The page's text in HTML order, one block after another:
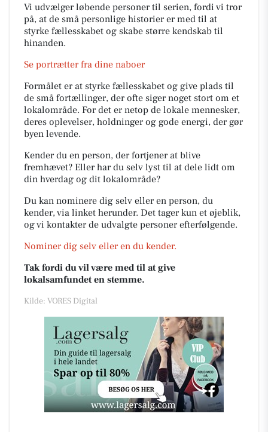
Vi udvælger løbende personer til serien, fordi vi tror
på, at de små personlige historier er med til at
styrke fællesskabet og skabe større kendskab til
hinanden.
Se portrætter fra dine naboer
Formålet er at styrke fællesskabet og give plads til
de små fortællinger, der ofte siger noget stort om et
lokalområde. For det er netop de lokale mennesker,
deres oplevelser, holdninger og gode energi, der gør
byen levende.
Kender du en person, der fortjener at blive
fremhævet? Eller har du selv lyst til at dele lidt om
din hverdag og dit lokalområde?
Du kan nominere dig selv eller en person, du
kender, via linket herunder. Det tager kun et øjeblik,
og vi kontakter de udvalgte personer efterfølgende.
Nominer dig selv eller en du kender.
Tak fordi du vil være med til at give
lokalsamfundet en stemme.
Kilde: VORES Digital